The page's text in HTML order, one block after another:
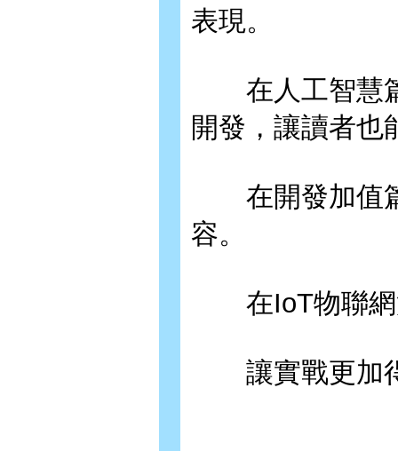
表現。
在人工智慧篇
開發，讓讀者也
在開發加值篇
容。
在IoT物聯網
讓實戰更加